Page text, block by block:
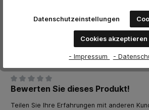
Bewertungen
Durchschnittliche Bewertung von 0 von 5
Bewerten Sie dieses Produkt!
Teilen Sie Ihre Erfahrungen mit anderen
Datenschutzeinstellungen
Cookies akzeptieren
- Impressum -